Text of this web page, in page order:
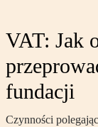
VAT: Jak
fundacji
Czynności